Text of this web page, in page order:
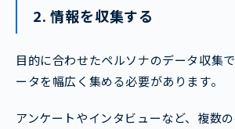
2. 情報を収集する
目的に合わせたペルソナのデータ収集
ータを幅広く集める必要があります。
アンケートやインタビューなど、複数